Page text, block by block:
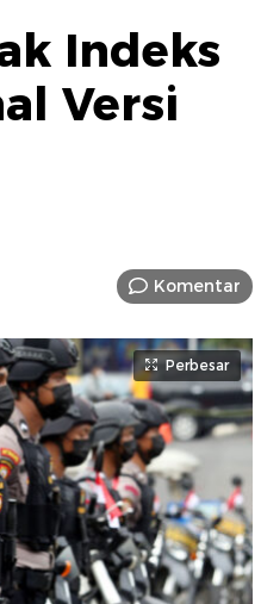
Indeks
Versi
Komentar
Perbesar